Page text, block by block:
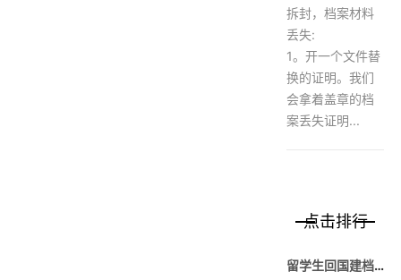
拆封，档案材料
丢失:
1。开一个文件替
换的证明。我们
会拿着盖章的档
案丢失证明...
点击排行
留学生回国建档考公考研有多简单